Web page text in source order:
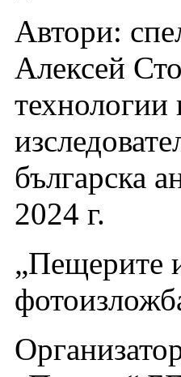
Автори:
Алексей
българска
2024 г.
„Пещерите